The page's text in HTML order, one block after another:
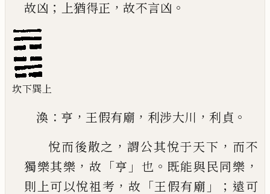
故凶 ； 上猶得正 ， 故不言凶 。
坎下巽上
渙 ： 亨 ， 王假有廟 ， 利涉大川 ， 利貞 。
悅而後散之 ，謂公其悅于天下 ， 而不
獨樂其樂 ，故 「亨 」 也 。 既能與民同樂 ，
則上可以悅祖考 ， 故 「王假有廟 」； 遠可